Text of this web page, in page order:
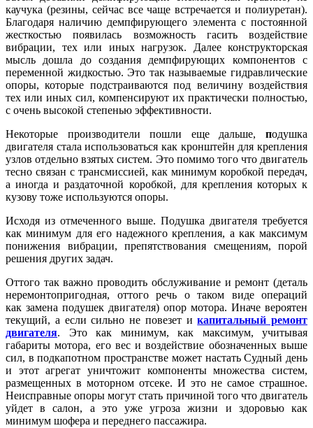
каучука (резины, сейчас все чаще встречается и полиуретан).
Благодаря наличию демпфирующего элемента с постоянной
жесткостью появилась возможность гасить воздействие
вибрации, тех или иных нагрузок. Далее конструкторская
мысль дошла до создания демпфирующих компонентов с
переменной жидкостью. Это так называемые гидравлические
опоры, которые подстраиваются под величину воздействия
тех или иных сил, компенсируют их практически полностью,
с очень высокой степенью эффективности.
Некоторые производители пошли еще дальше, подушка
двигателя стала использоваться как кронштейн для крепления
узлов отдельно взятых систем. Это помимо того что двигатель
тесно связан с трансмиссией, как минимум коробкой передач,
а иногда и раздаточной коробкой, для крепления которых к
кузову тоже используются опоры.
Исходя из отмеченного выше. Подушка двигателя требуется
как минимум для его надежного крепления, а как максимум
понижения вибрации, препятствования смещениям, порой
решения других задач.
Оттого так важно проводить обслуживание и ремонт (деталь
неремонтопригодная, оттого речь о таком виде операций
как замена подушек двигателя) опор мотора. Иначе вероятен
текущий, а если сильно не повезет икапитальный ремонт
двигателя. Это как минимум, как максимум, учитывая
габариты мотора, его вес и воздействие обозначенных выше
сил, в подкапотном пространстве может настать Судный день
и этот агрегат уничтожит компоненты множества систем,
размещенных в моторном отсеке. И это не самое страшное.
Неисправные опоры могут стать причиной того что двигатель
уйдет в салон, а это уже угроза жизни и здоровью как
минимум шофера и переднего пассажира.